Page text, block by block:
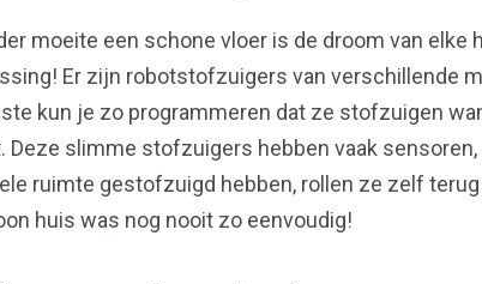
moeite een schone vloer is de droom van
Er zijn robotstofzuigers van verschillende
kun je zo programmeren dat ze stofzuigen
Deze slimme stofzuigers hebben vaak
ruimte gestofzuigd hebben, rollen ze zelf
huis was nog nooit zo eenvoudig!